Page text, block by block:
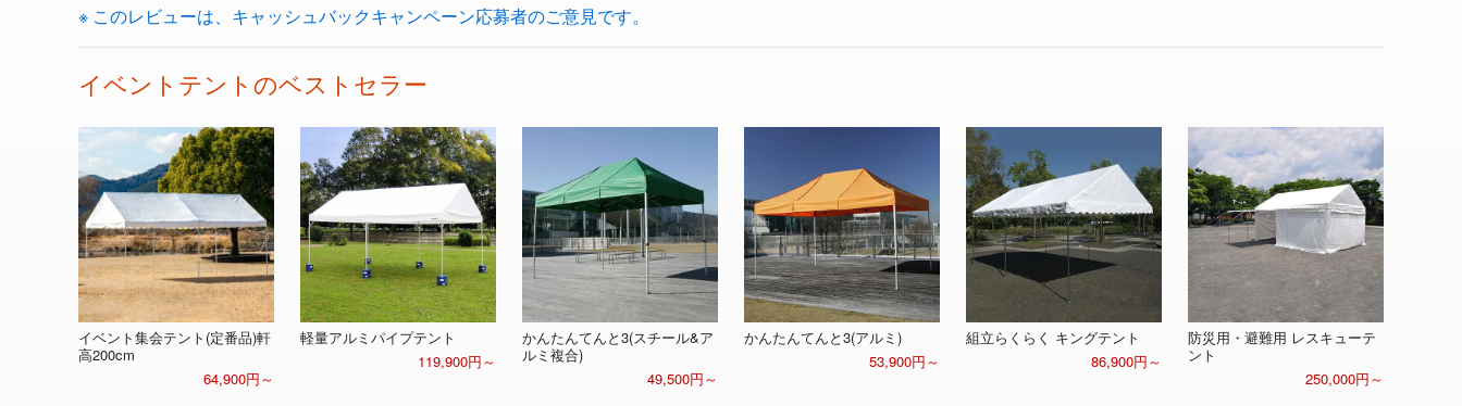
※ このレビューは、キャッシュバックキャンペーン応募者のご意見です。
イベントテントのベストセラー
イベント集会テント(定番品)軒
高200cm
64,900円～
軽量アルミパイプテント
119,900円～
かんたんてんと3(スチール&ア
ルミ複合)
49,500円～
かんたんてんと3(アルミ)
53,900円～
組立らくらく キングテント
86,900円～
防災用・避難用 レスキューテ
ント
250,000円～